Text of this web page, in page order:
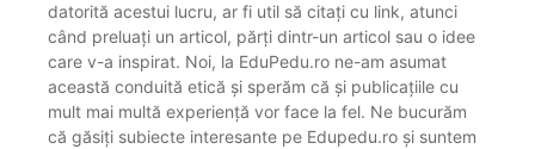
datorită acestui lucru, ar fi util să citați cu link, atunci
când preluați un articol, părți dintr-un articol sau o idee
care v-a inspirat. Noi, la EduPedu.ro ne-am asumat
această conduită etică și sperăm că și publicațiile cu
mult mai multă experiență vor face la fel. Ne bucurăm
că găsiți subiecte interesante pe Edupedu.ro și suntem